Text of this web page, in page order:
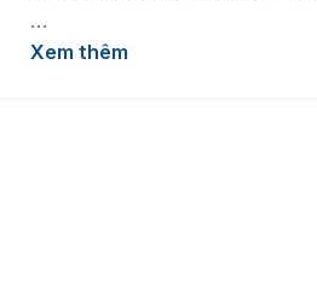
...
Xem thêm